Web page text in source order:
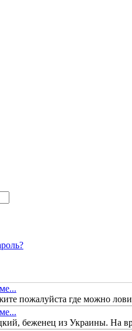
пожалуйста где можно
беженец из Украины. На